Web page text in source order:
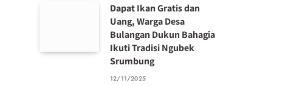
Dapat Ikan Gratis dan
Uang, Warga Desa
Bulangan Dukun Bahagia
Ikuti Tradisi Ngubek
Srumbung
12/11/2025